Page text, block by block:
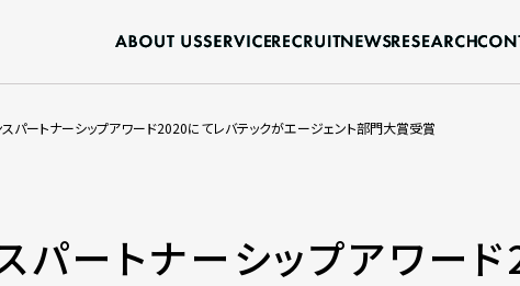
スパートナーシップアワード2020にてレバテックがエージェント部門大賞受賞
パートナーシップアワー